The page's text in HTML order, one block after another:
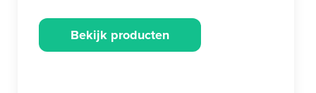
Bekijk producten